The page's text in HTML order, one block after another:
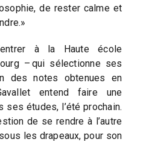
de rester calme et
à la Haute école
– qui sélectionne ses
des notes obtenues en
entend faire une
ses études, l’été prochain.
de se rendre à l’autre
les drapeaux, pour son